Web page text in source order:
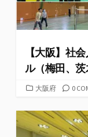
【大阪】社
ル（梅田、茨
カ
ゴ
リ
ー
大阪府 0